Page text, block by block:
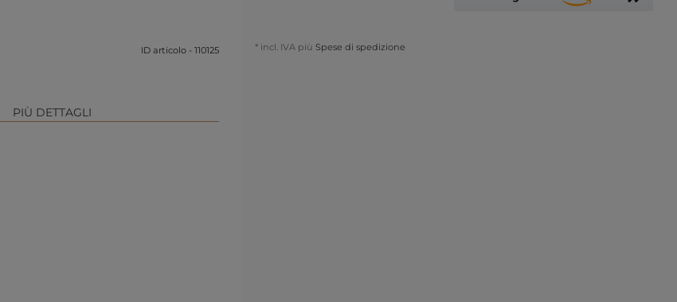
ID articolo - 110125
PIÙ DETTAGLI
* incl. IVA più Spese di spedizione